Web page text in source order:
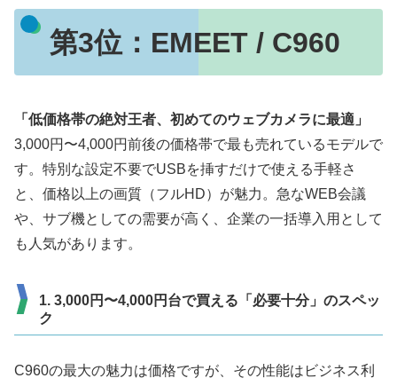
第3位：EMEET / C960
「低価格帯の絶対王者、初めてのウェブカメラに最適」
3,000円〜4,000円前後の価格帯で最も売れているモデルで
す。特別な設定不要でUSBを挿すだけで使える手軽さ
と、価格以上の画質（フルHD）が魅力。急なWEB会議
や、サブ機としての需要が高く、企業の一括導入用として
も人気があります。
1. 3,000円〜4,000円台で買える「必要十分」のスペッ
ク
C960の最大の魅力は価格ですが、その性能はビジネス利